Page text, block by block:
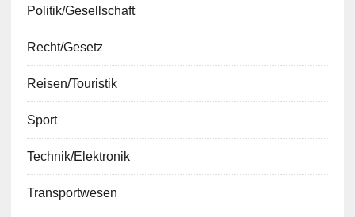
Politik/Gesellschaft
Recht/Gesetz
Reisen/Touristik
Sport
Technik/Elektronik
Transportwesen